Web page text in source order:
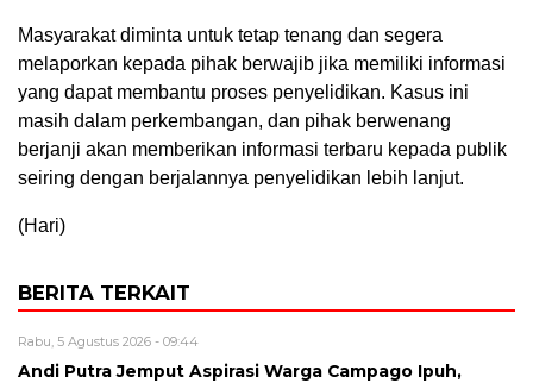
Masyarakat diminta untuk tetap tenang dan segera
melaporkan kepada pihak berwajib jika memiliki informasi
yang dapat membantu proses penyelidikan. Kasus ini
masih dalam perkembangan, dan pihak berwenang
berjanji akan memberikan informasi terbaru kepada publik
seiring dengan berjalannya penyelidikan lebih lanjut.
(Hari)
BERITA TERKAIT
Rabu, 5 Agustus 2026 - 09:44
Andi Putra Jemput Aspirasi Warga Campago Ipuh,